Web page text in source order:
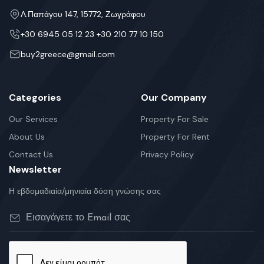
Λ.Παπάγου 147, 15772, Ζωγράφου
+30 6945 05 12 23 +30 210 77 10 150
buy2greece@gmail.com
Categories
Our Services
About Us
Contact Us
Our Company
Property For Sale
Property For Rent
Privacy Policy
Newsletter
Η εβδομαδιαία/μηνιαία δόση γνώσης σας